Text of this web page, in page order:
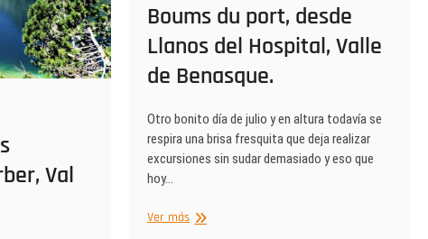
Val
Boums du port, desde
Llanos del Hospital, Valle
de Benasque.
Otro bonito día de julio y en altura todavía se
respira una brisa fresquita que deja realizar
excursiones sin sudar demasiado y eso que
hoy…
Ver másBoums